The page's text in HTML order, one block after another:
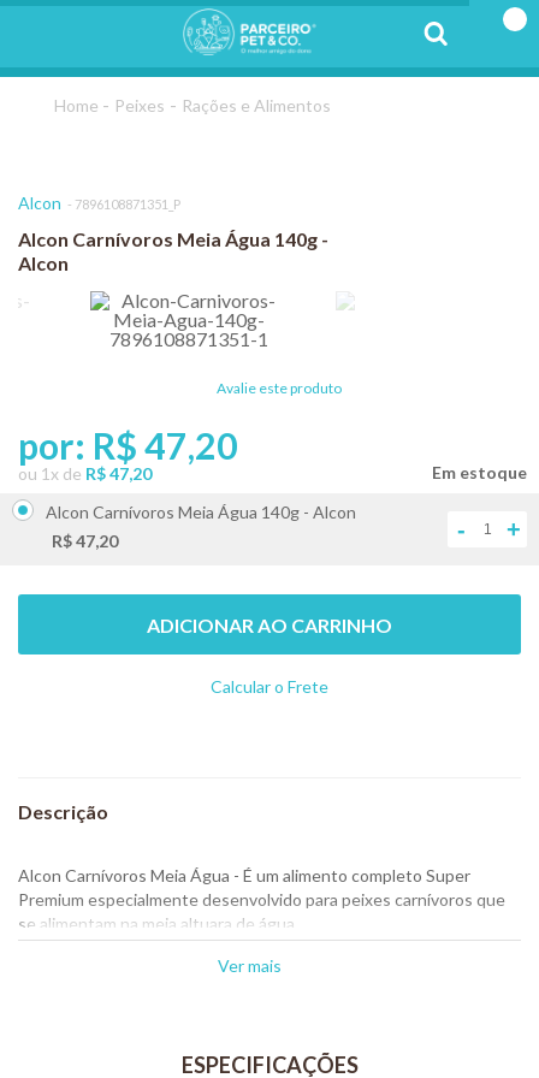
Peixes Rações e Alimentos
Avalie este produto
Alcon 7896108871351_P
Alcon Carnívoros Meia Água 140g -
Alcon
por: R$ 47,20
ou 1 x de R$ 47,20
Alcon Carnívoros Meia Água 140g - Alcon
R$ 47,20
- +
ADICIONAR AO CARRINHO
Calcular o Frete
Não sei meu CEP
Alcon Carnívoros Meia Água - É um alimento completo Super
Premium especialmente desenvolvido para peixes carnívoros que
se alimentam na meia altuara de água.
O processo de extrusão garante densidade ao alimento para que
Ingredientes diferenciados, como Gammarus, lula e alho, garantem
Ver mais